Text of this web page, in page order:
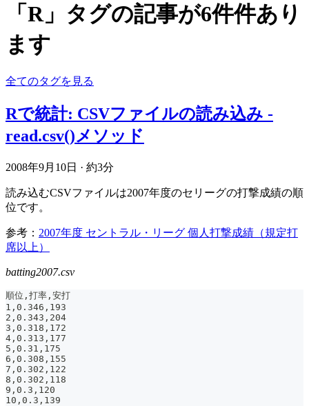
「R」タグの記事が6件件あり
ます
全てのタグを見る
Rで統計: CSVファイルの読み込み -
read.csv()メソッド
2008年9月10日 · 約3分
読み込むCSVファイルは2007年度のセリーグの打撃成績の順
位です。
参考： 2007年度 セントラル・リーグ 個人打撃成績（規定打
席以上）
batting2007.csv
順位,打率,安打
1,0.346,193
2,0.343,204
3,0.318,172
4,0.313,177
5,0.31,175
6,0.308,155
7,0.302,122
8,0.302,118
9,0.3,120
10,0.3,139